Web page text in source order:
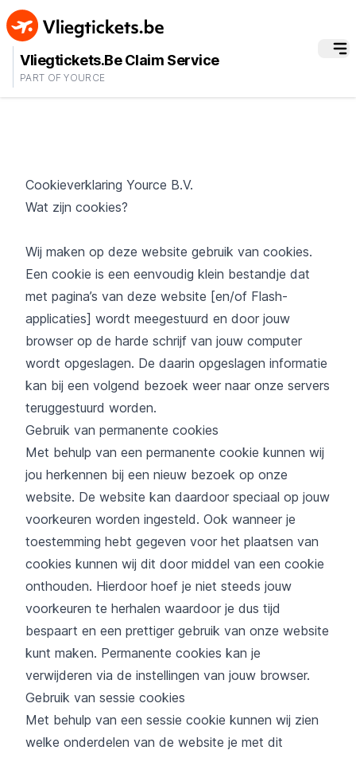
Vliegtickets.Be Claim Service
PART OF YOURCE
Cookieverklaring Yource B.V.
Wat zijn cookies?
Wij maken op deze website gebruik van cookies.
Een cookie is een eenvoudig klein bestandje dat
met pagina’s van deze website [en/of Flash-
applicaties] wordt meegestuurd en door jouw
browser op de harde schrijf van jouw computer
wordt opgeslagen. De daarin opgeslagen informatie
kan bij een volgend bezoek weer naar onze servers
teruggestuurd worden.
Gebruik van permanente cookies
Met behulp van een permanente cookie kunnen wij
jou herkennen bij een nieuw bezoek op onze
website. De website kan daardoor speciaal op jouw
voorkeuren worden ingesteld. Ook wanneer je
toestemming hebt gegeven voor het plaatsen van
cookies kunnen wij dit door middel van een cookie
onthouden. Hierdoor hoef je niet steeds jouw
voorkeuren te herhalen waardoor je dus tijd
bespaart en een prettiger gebruik van onze website
kunt maken. Permanente cookies kan je
verwijderen via de instellingen van jouw browser.
Gebruik van sessie cookies
Met behulp van een sessie cookie kunnen wij zien
welke onderdelen van de website je met dit